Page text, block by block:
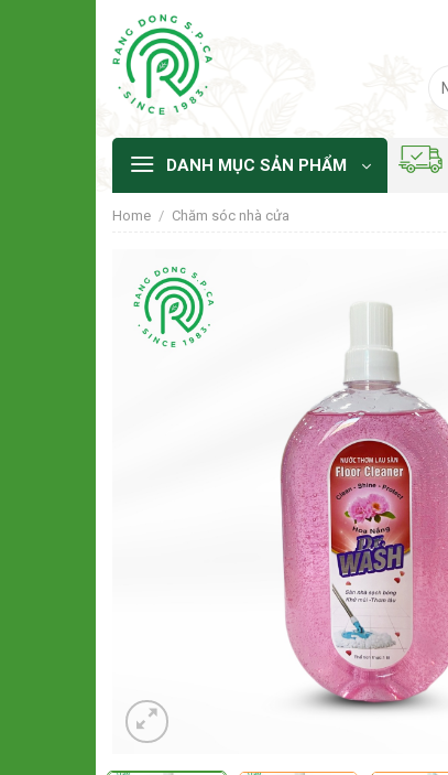
content
DANH MỤC SẢN PHẨM
Home / Chăm sóc nhà cửa